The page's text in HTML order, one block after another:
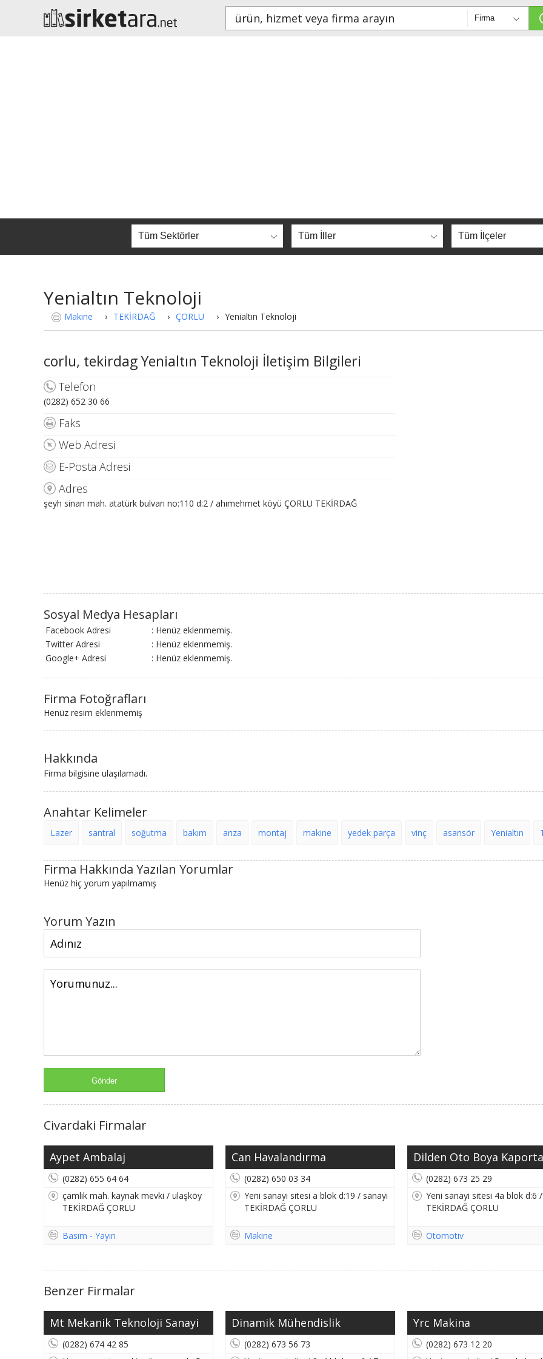
Yenialtın Teknoloji
Makine › TEKİRDAĞ › ÇORLU › Yenialtın Teknoloji
corlu, tekirdag Yenialtın Teknoloji İletişim Bilgileri
Telefon
(0282) 652 30 66
Faks
Web Adresi
E-Posta Adresi
Adres
şeyh sinan mah. atatürk bulvarı no:110 d:2 / ahımehmet köyü ÇORLU TEKİRDAĞ
Sosyal Medya Hesapları
Facebook Adresi
: Henüz eklenmemiş.
Twitter Adresi
: Henüz eklenmemiş.
Google+ Adresi
: Henüz eklenmemiş.
Firma Fotoğrafları
Henüz resim eklenmemiş
Hakkında
Firma bilgisine ulaşılamadı.
Anahtar Kelimeler
Lazer santral soğutma bakım arıza montaj makine yedek parça vinç asansör Yenialtın
Firma Hakkında Yazılan Yorumlar
Henüz hiç yorum yapılmamış
Yorum Yazın
Civardaki Firmalar
Aypet Ambalaj
(0282) 655 64 64
çamlık mah. kaynak mevki / ulaşköy
TEKİRDAĞ ÇORLU
Basım - Yayın
Can Havalandırma
(0282) 650 03 34
Yeni sanayi sitesi a blok d:19 / sanayi
TEKİRDAĞ ÇORLU
Makine
Dilden Oto Boya Kaporta
(0282) 673 25 29
Yeni sanayi sitesi 4a blok d:6
TEKİRDAĞ ÇORLU
Otomotiv
Benzer Firmalar
Mt Mekanik Teknoloji Sanayi
(0282) 674 42 85
Dinamik Mühendislik
(0282) 673 56 73
Yrc Makina
(0282) 673 12 20